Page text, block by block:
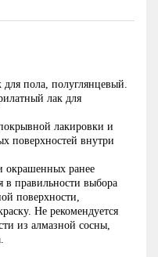
пола, полуглянцевый.
лак для
лакировки и
поверхностей внутри
окрашенных ранее
в правильности выбора
поверхности,
Не рекомендуется
из алмазной сосны,